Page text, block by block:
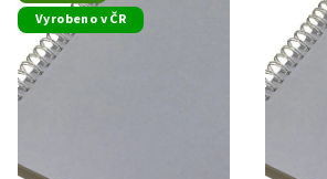
Vyrobeno v ČR